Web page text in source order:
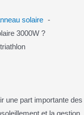
solaire
3000W ?
une part importante des